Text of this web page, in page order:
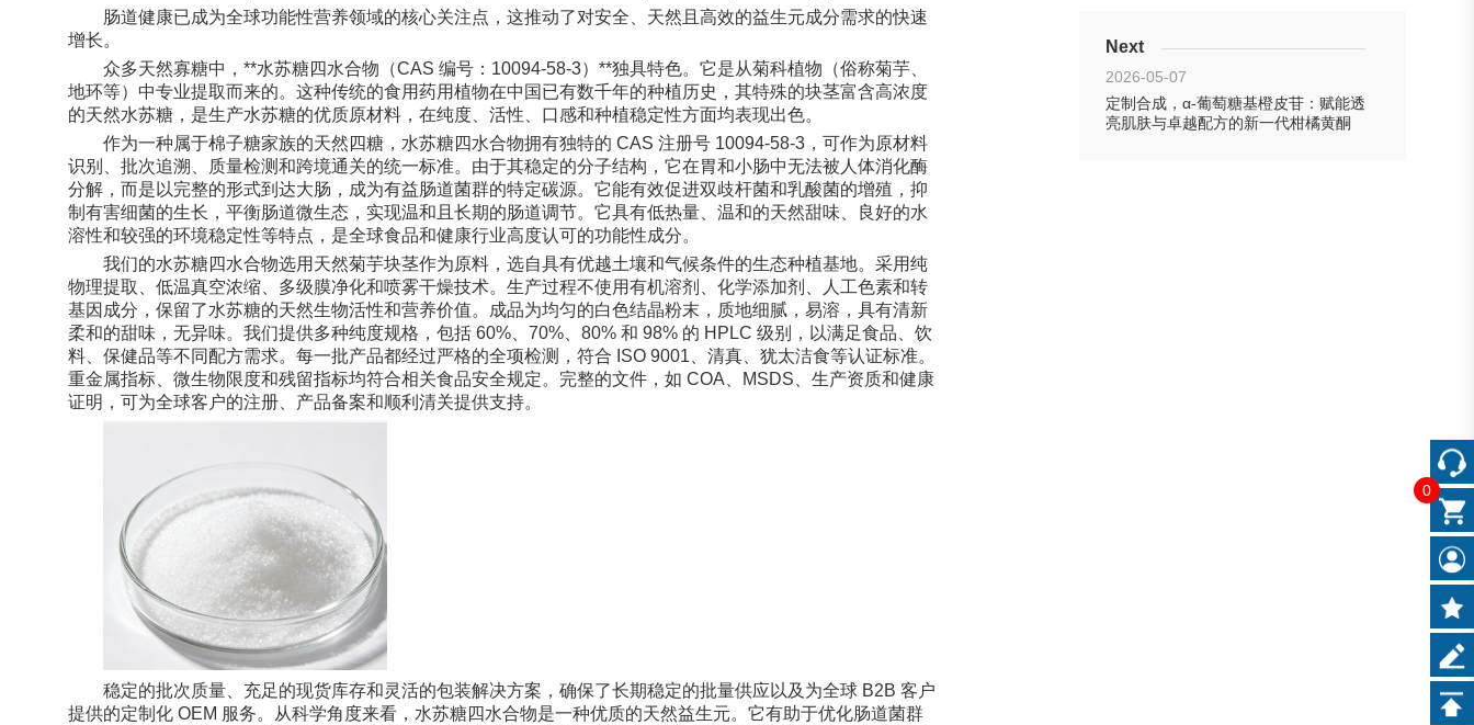
肠道健康已成为全球功能性营养领域的核心关注点，这推动了对安全、天然且高效的益生元成分需求的快速
增长。
众多天然寡糖中，**水苏糖四水合物（CAS 编号：10094-58-3）**独具特色。它是从菊科植物（俗称菊芋、
地环等）中专业提取而来的。这种传统的食用药用植物在中国已有数千年的种植历史，其特殊的块茎富含高浓度
的天然水苏糖，是生产水苏糖的优质原材料，在纯度、活性、口感和种植稳定性方面均表现出色。
作为一种属于棉子糖家族的天然四糖，水苏糖四水合物拥有独特的 CAS 注册号 10094-58-3，可作为原材料
识别、批次追溯、质量检测和跨境通关的统一标准。由于其稳定的分子结构，它在胃和小肠中无法被人体消化酶
分解，而是以完整的形式到达大肠，成为有益肠道菌群的特定碳源。它能有效促进双歧杆菌和乳酸菌的增殖，抑
制有害细菌的生长，平衡肠道微生态，实现温和且长期的肠道调节。它具有低热量、温和的天然甜味、良好的水
溶性和较强的环境稳定性等特点，是全球食品和健康行业高度认可的功能性成分。
我们的水苏糖四水合物选用天然菊芋块茎作为原料，选自具有优越土壤和气候条件的生态种植基地。采用纯
物理提取、低温真空浓缩、多级膜净化和喷雾干燥技术。生产过程不使用有机溶剂、化学添加剂、人工色素和转
基因成分，保留了水苏糖的天然生物活性和营养价值。成品为均匀的白色结晶粉末，质地细腻，易溶，具有清新
柔和的甜味，无异味。我们提供多种纯度规格，包括 60%、70%、80% 和 98% 的 HPLC 级别，以满足食品、饮
料、保健品等不同配方需求。每一批产品都经过严格的全项检测，符合 ISO 9001、清真、犹太洁食等认证标准。
重金属指标、微生物限度和残留指标均符合相关食品安全规定。完整的文件，如 COA、MSDS、生产资质和健康
证明，可为全球客户的注册、产品备案和顺利清关提供支持。
稳定的批次质量、充足的现货库存和灵活的包装解决方案，确保了长期稳定的批量供应以及为全球 B2B 客户
提供的定制化 OEM 服务。从科学角度来看，水苏糖四水合物是一种优质的天然益生元。它有助于优化肠道菌群
Next
2026-05-07
定制合成，α-葡萄糖基橙皮苷：赋能透
亮肌肤与卓越配方的新一代柑橘黄酮
0